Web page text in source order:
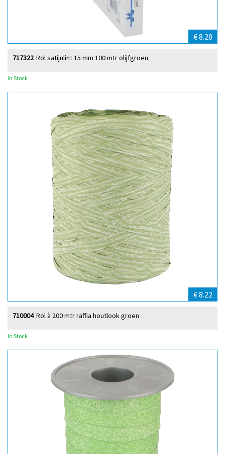
€ 8.28
Rol satijnlint 15 mm 100 mtr olijfgroen
717322
In Stock
€ 8.22
Rol à 200 mtr raffia houtlook groen
710004
In Stock